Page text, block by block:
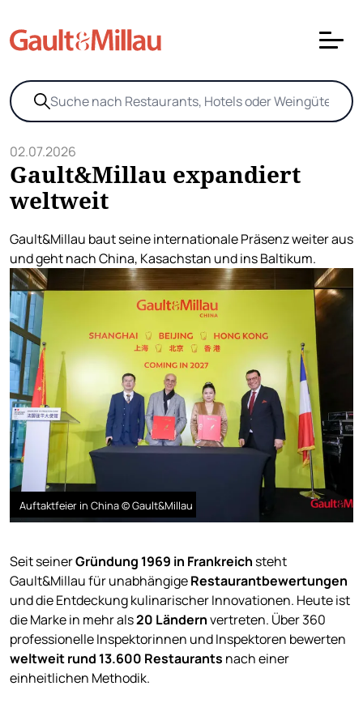
02.07.2026
Gault&Millau expandiert
weltweit
Gault&Millau baut seine internationale Präsenz weiter aus
und geht nach China, Kasachstan und ins Baltikum.
Auftaktfeier in China © Gault&Millau
Seit seinerGründung 1969 in Frankreich steht
Gault&Millau für unabhängigeRestaurantbewertungen
und die Entdeckung kulinarischer Innovationen. Heute ist
die Marke in mehr als20 Ländernvertreten. Über 360
professionelle Inspektorinnen und Inspektoren bewerten
weltweit rund 13.600 Restaurants nach einer
einheitlichen Methodik.